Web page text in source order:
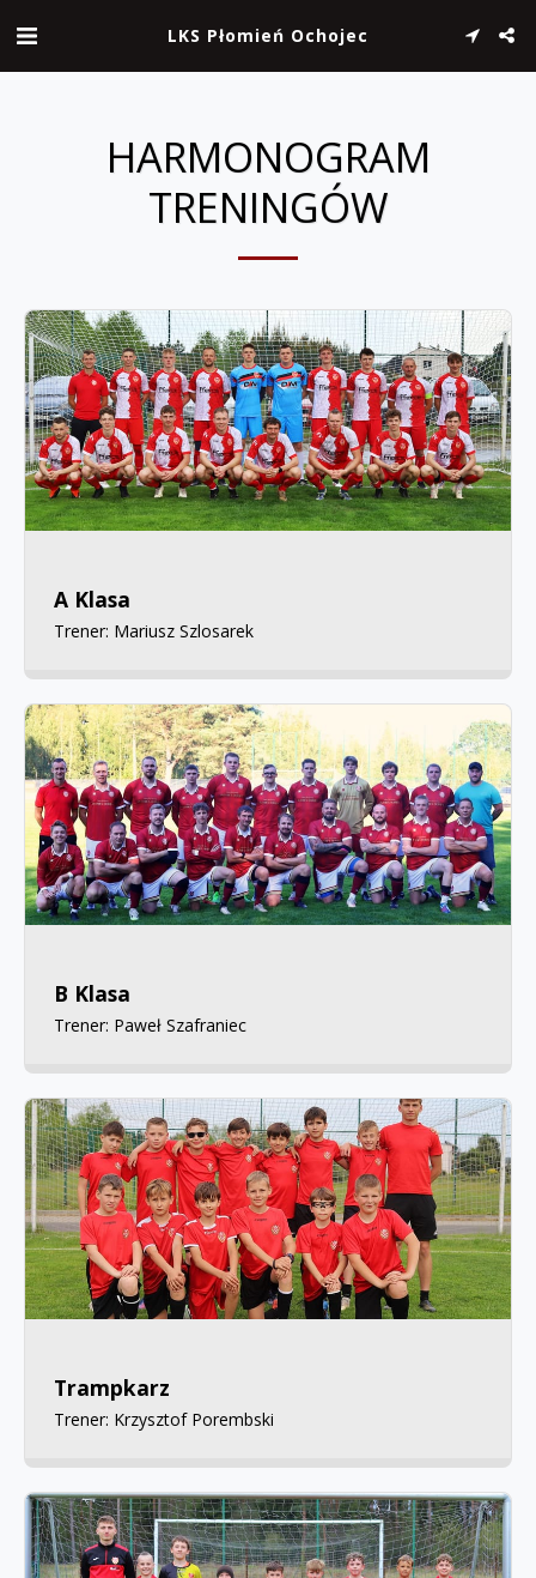
LKS Płomień Ochojec
HARMONOGRAM
TRENINGÓW
A Klasa
Trener: Mariusz Szlosarek
B Klasa
Trener: Paweł Szafraniec
Trampkarz
Trener: Krzysztof Porembski